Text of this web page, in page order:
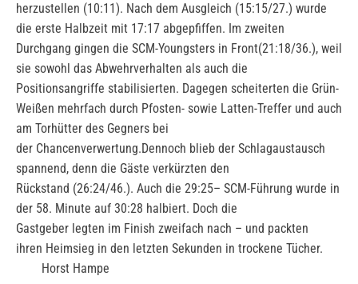
herzustellen (10:11). Nach dem Ausgleich (15:15/27.) wurde
die erste Halbzeit mit 17:17 abgepfiffen. Im zweiten
Durchgang gingen die SCM-Youngsters in Front(21:18/36.), weil
sie sowohl das Abwehrverhalten als auch die
Positionsangriffe stabilisierten. Dagegen scheiterten die Grün-
Weißen mehrfach durch Pfosten- sowie Latten-Treffer und auch
am Torhütter des Gegners bei
der Chancenverwertung.Dennoch blieb der Schlagaustausch
spannend, denn die Gäste verkürzten den
Rückstand (26:24/46.). Auch die 29:25– SCM-Führung wurde in
der 58. Minute auf 30:28 halbiert. Doch die
Gastgeber legten im Finish zweifach nach – und packten
ihren Heimsieg in den letzten Sekunden in trockene Tücher.
Horst Hampe